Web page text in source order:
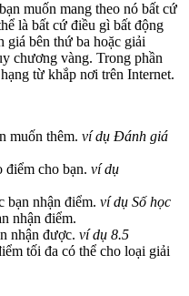
muốn mang theo nó bất cứ
là bất cứ điều gì bất động
giá bên thứ ba hoặc giải
chương vàng. Trong phần
từ khắp nơi trên Internet.
muốn thêm. ví dụ Đánh giá
điểm cho bạn. ví dụ
bạn nhận điểm. ví dụ Số học
nhận điểm.
nhận được. ví dụ 8.5
tối đa có thể cho loại giải